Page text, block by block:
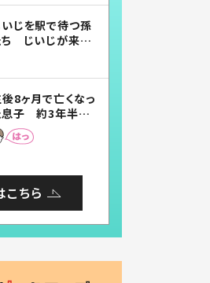
いじを駅で待つ孫
ち じいじが来た
ない」「幸せにな
」
8ヶ月で亡くなっ
息子 約3年半
当時の妻の日記
いてあった本音
ちら